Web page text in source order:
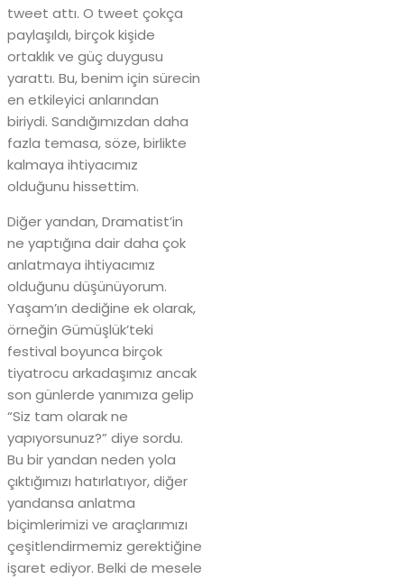
tweet attı. O tweet çokça
paylaşıldı, birçok kişide
ortaklık ve güç duygusu
yarattı. Bu, benim için sürecin
en etkileyici anlarından
biriydi. Sandığımızdan daha
fazla temasa, söze, birlikte
kalmaya ihtiyacımız
olduğunu hissettim.
Diğer yandan, Dramatist’in
ne yaptığına dair daha çok
anlatmaya ihtiyacımız
olduğunu düşünüyorum.
Yaşam’ın dediğine ek olarak,
örneğin Gümüşlük’teki
festival boyunca birçok
tiyatrocu arkadaşımız ancak
son günlerde yanımıza gelip
“Siz tam olarak ne
yapıyorsunuz?” diye sordu.
Bu bir yandan neden yola
çıktığımızı hatırlatıyor, diğer
yandansa anlatma
biçimlerimizi ve araçlarımızı
çeşitlendirmemiz gerektiğine
işaret ediyor. Belki de mesele